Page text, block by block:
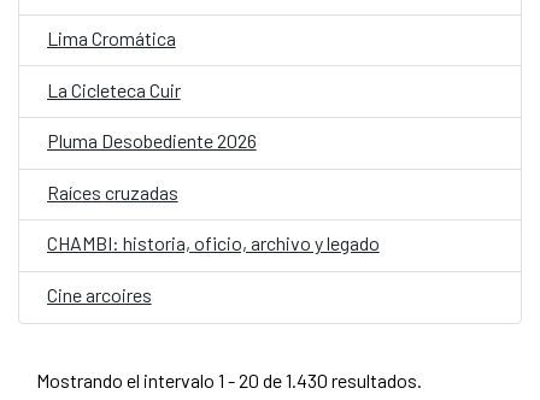
Lima Cromática
La Cicleteca Cuir
Pluma Desobediente 2026
Raíces cruzadas
CHAMBI: historia, oficio, archivo y legado
Cine arcoires
Mostrando el intervalo 1 - 20 de 1.430 resultados.